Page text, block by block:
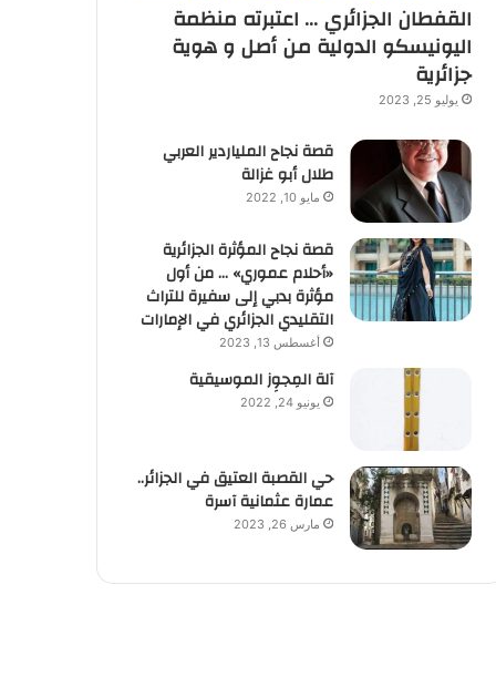
القفطان الجزائري … اعتبرته منظمة
اليونيسكو الدولية من أصل و هوية
جزائرية
يوليو 25, 2023
قصة نجاح الملياردير العربي
طلال أبو غزالة
مايو 10, 2022
قصة نجاح المؤثرة الجزائرية
«أحلام عموري» … من أول
مؤثرة بدبي إلى سفيرة للتراث
التقليدي الجزائري في الإمارات
أغسطس 13, 2023
آلة المِجوِز الموسيقية‎‎
يونيو 24, 2022
حي القصبة العتيق في الجزائر..
عمارة عثمانية آسرة
مارس 26, 2023